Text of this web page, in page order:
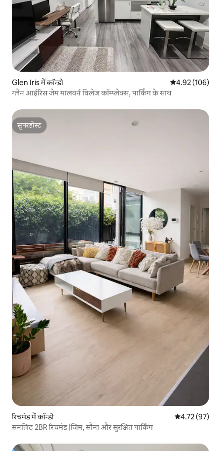
Glen Iris में कॉन्डो औसत रेटिंग 5 में से
4.92 (106)
ग्लेन आईरिस जेम मालवर्न विलेज कॉम्प्लेक्स, पार्किंग के साथ
सुपरहोस्ट
सुपरहोस्ट
रिचमंड में कॉन्डो औसत रेटिंग 5 में
4.72 (97)
सनलिट 2BR रिचमंड |जिम, सौना और सुरक्षित पार्किंग